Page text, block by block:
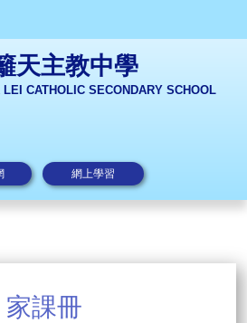
天主教中學
LEI CATHOLIC SECONDARY SCHOOL
網上學習
家課冊